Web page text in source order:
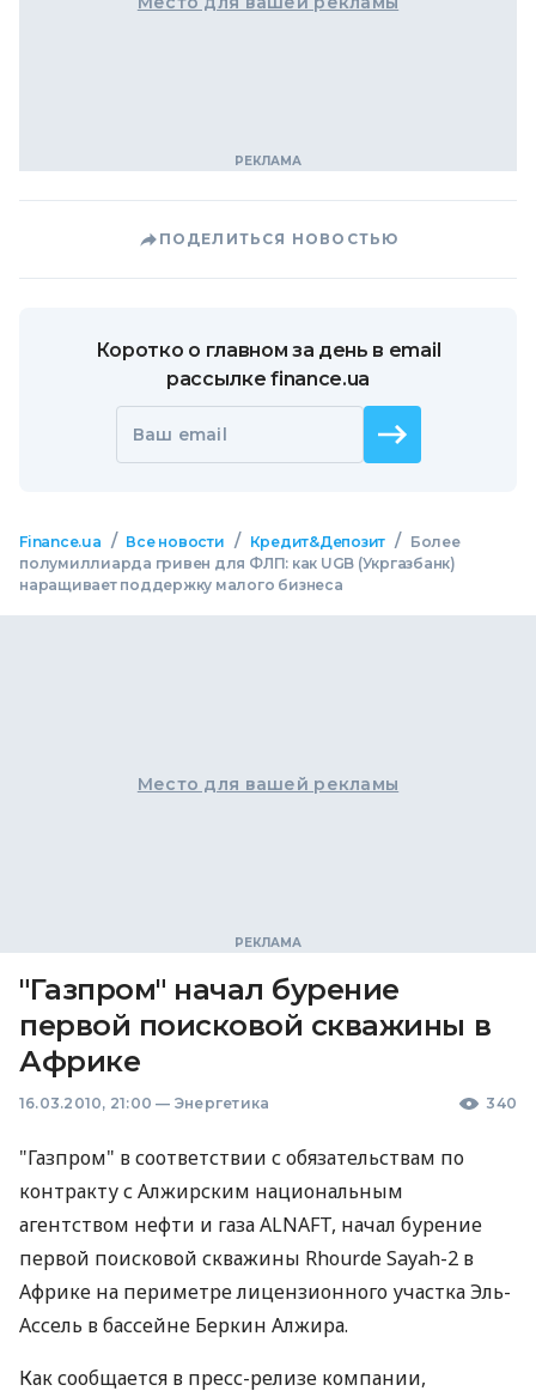
ПОДЕЛИТЬСЯ НОВОСТЬЮ
Коротко о главном за день в email
рассылке finance.ua
Ваш email
Finance.ua / Все новости / Кредит&Депозит /
Более
полумиллиарда гривен для ФЛП: как UGB (Укргазбанк)
наращивает поддержку малого бизнеса
Место для вашей рекламы
"Газпром" начал бурение
первой поисковой скважины в
Африке
16.03.2010, 21:00 — Энергетика 340
"Газпром" в соответствии с обязательствам по
контракту с Алжирским национальным
агентством нефти и газа ALNAFT, начал бурение
первой поисковой скважины Rhourde Sayah-2 в
Африке на периметре лицензионного участка Эль-
Ассель в бассейне Беркин Алжира.
Как сообщается в пресс-релизе компании,